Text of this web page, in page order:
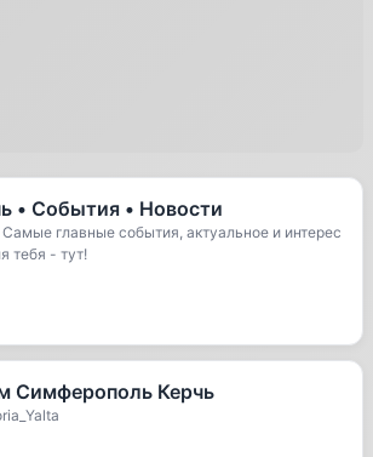
• События • Новости
главные события, актуальное и интерес
тебя - тут!
Симферополь Керчь